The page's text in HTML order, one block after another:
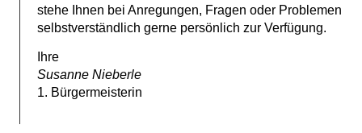
stehe Ihnen bei Anregungen, Fragen oder Problemen
selbstverständlich gerne persönlich zur Verfügung.
Ihre
Susanne Nieberle
1. Bürgermeisterin